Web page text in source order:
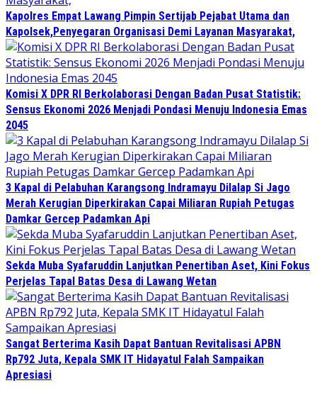
Kapolres Empat Lawang Pimpin Sertijab Pejabat Utama dan
Kapolsek,Penyegaran Organisasi Demi Layanan Masyarakat,
Komisi X DPR RI Berkolaborasi Dengan Badan Pusat Statistik:
Sensus Ekonomi 2026 Menjadi Pondasi Menuju Indonesia Emas
2045
3 Kapal di Pelabuhan Karangsong Indramayu Dilalap Si Jago
Merah Kerugian Diperkirakan Capai Miliaran Rupiah Petugas
Damkar Gercep Padamkan Api
Sekda Muba Syafaruddin Lanjutkan Penertiban Aset, Kini Fokus
Perjelas Tapal Batas Desa di Lawang Wetan
Sangat Berterima Kasih Dapat Bantuan Revitalisasi APBN
Rp792 Juta, Kepala SMK IT Hidayatul Falah Sampaikan
Apresiasi